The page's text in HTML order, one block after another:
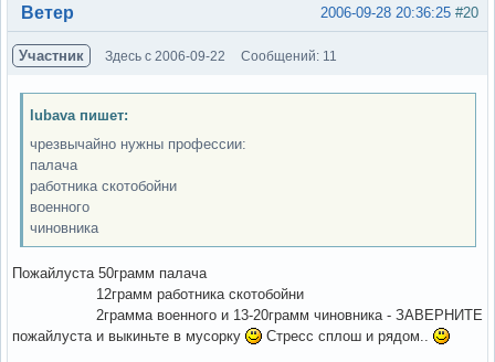
Вне форума #20
2006-09-28 20:36:25
Ветер
Участник Здесь с 2006-09-22 Сообщений: 11
lubava пишет:
чрезвычайно нужны профессии:
палача
работника скотобойни
военного
чиновника
Пожайлуста 50грамм палача
12грамм работника скотобойни
2грамма военного и 13-20грамм чиновника - ЗАВЕРНИТЕ
пожайлуста и выкиньте в мусорку
Стресс сплош и рядом..